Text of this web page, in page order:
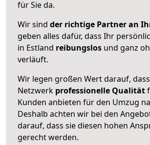
für Sie da.
Wir sind der richtige Partner an
geben alles dafür, dass Ihr
in Estland reibungslos und ganz
verläuft.
Wir legen großen Wert darauf,
Netzwerk professionelle Qualität
Kunden anbieten für den Umzug
Deshalb achten wir bei den
darauf, dass sie diesen hohen
gerecht werden.